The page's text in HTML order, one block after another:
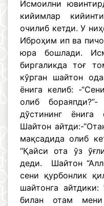
Исмоилни
кийимлар
очилиб кетди. У
Иброҳим ип ва
юра бошлади.
биргаликда тоғ
кўрган шайтон
ёнига келиб: -
олиб
дўстининг ёнига
Шайтон айтди:-
мақсадида олиб
“Қайси ота ўз
деди. Шайтон
сени қурбонлик
шайтонга айтдики:
билан отам